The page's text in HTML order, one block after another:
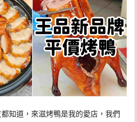
知道，來滋烤鴨是我的愛店，我們